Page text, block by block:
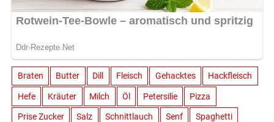
Braten Butter Dill Fleisch Gehacktes Hackfleisch
Hefe Kräuter Milch Öl Petersilie Pizza
Prise Zucker Salz Schnittlauch Senf Spaghetti